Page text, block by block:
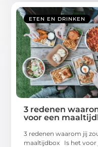
ETEN EN DRINKEN
3 redenen
voor een
3 redenen waarom jij
maaltijdbox Is het voor